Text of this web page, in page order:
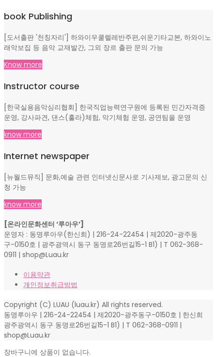
book Publishing
[도서출판 '천칭자리'] 하와이우쿨렐레반주편,쉬운기타교본, 하와이노
래악보집 등 음악 교재발간, 그외 장르 출판 문의 가능
Know more
Instructor course
[한국실용음악심리협회] 한국직업능력연구원에 등록된 민간자격증
운영, 강사파견, 댄스(훌라)체험, 악기체험 운영, 공연팀을 운영
know more
Internet newspaper
[뉴월드뮤직] 문화,예술 관련 인터넷신문사로 기사제보, 광고문의 신
청 가능
know more
[온라인문화센터 ‘루아우’]
운영자 : 동명루아우(한신희) | 216-24-22454 | 제2020-광주동
구-0150호 | 광주광역시 동구 동명로26번길15-1 B1) | T 062-368-
0911 | shop@Luau.kr
이용약관
개인정보취급방법
Copyright (C) LUAU (luau.kr) All rights reserved.
동명루아우 | 216-24-22454 | 제2020-광주동구-0150호 | 한신희
광주광역시 동구 동명로26번길15-1 B1) | T 062-368-0911 |
shop@Luau.kr
장바구니에 상품이 없습니다.